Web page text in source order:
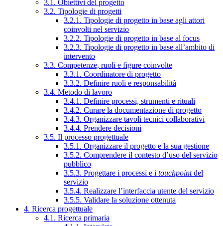
3.1. Obiettivi del progetto
3.2. Tipologie di progetti
3.2.1. Tipologie di progetto in base agli attori
coinvolti nel servizio
3.2.2. Tipologie di progetto in base al focus
3.2.3. Tipologie di progetto in base all’ambito di
intervento
3.3. Competenze, ruoli e figure coinvolte
3.3.1. Coordinatore di progetto
3.3.2. Definire ruoli e responsabilità
3.4. Metodo di lavoro
3.4.1. Definire processi, strumenti e rituali
3.4.2. Curare la documentazione di progetto
3.4.3. Organizzare tavoli tecnici collaborativi
3.4.4. Prendere decisioni
3.5. Il processo progettuale
3.5.1. Organizzare il progetto e la sua gestione
3.5.2. Comprendere il contesto d’uso del servizio
pubblico
3.5.3. Progettare i processi e i touchpointdel
servizio
3.5.4. Realizzare l’interfaccia utente del servizio
3.5.5. Validare la soluzione ottenuta
4. Ricerca progettuale
4.1. Ricerca primaria